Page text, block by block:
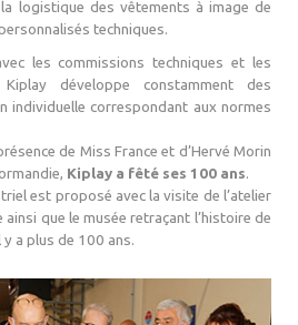
logistique des vêtements à image de
techniques.
les commissions techniques et les
Kiplay développe constamment des
individuelle correspondant aux normes
de Miss France et d’Hervé Morin
Kiplay a fêté ses 100 ans.
est proposé avec la visite de l’atelier
que le musée retraçant l’histoire de
a plus de 100 ans.